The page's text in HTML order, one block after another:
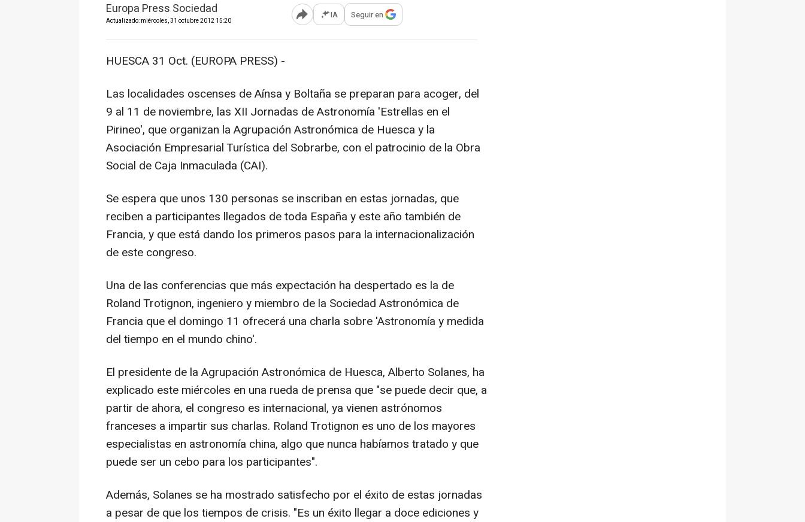
Europa Press Sociedad
Actualizado: miércoles, 31 octubre 2012 15:20 Abrir opciones para compartir
IA Seguir en
HUESCA 31 Oct. (EUROPA PRESS) -
Las localidades oscenses de Aínsa y Boltaña se preparan para acoger, del
9 al 11 de noviembre, las XII Jornadas de Astronomía 'Estrellas en el
Pirineo', que organizan la Agrupación Astronómica de Huesca y la
Asociación Empresarial Turística del Sobrarbe, con el patrocinio de la Obra
Social de Caja Inmaculada (CAI).
Se espera que unos 130 personas se inscriban en estas jornadas, que
reciben a participantes llegados de toda España y este año también de
Francia, y que está dando los primeros pasos para la internacionalización
de este congreso.
Una de las conferencias que más expectación ha despertado es la de
Roland Trotignon, ingeniero y miembro de la Sociedad Astronómica de
Francia que el domingo 11 ofrecerá una charla sobre 'Astronomía y medida
del tiempo en el mundo chino'.
El presidente de la Agrupación Astronómica de Huesca, Alberto Solanes, ha
explicado este miércoles en una rueda de prensa que "se puede decir que, a
partir de ahora, el congreso es internacional, ya vienen astrónomos
franceses a impartir sus charlas. Roland Trotignon es uno de los mayores
especialistas en astronomía china, algo que nunca habíamos tratado y que
puede ser un cebo para los participantes".
Además, Solanes se ha mostrado satisfecho por el éxito de estas jornadas
a pesar de que los tiempos de crisis. "Es un éxito llegar a doce ediciones y